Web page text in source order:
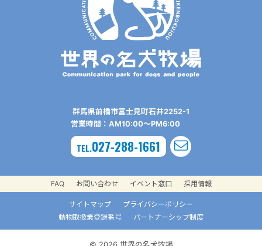
群⾺県前橋市富⼠⾒町⽯井2252-1
営業時間：AM10:00〜PM6:00
TEL.027-288-1661
FAQ お問い合わせ イベント窓口 採用情報
サイトマップ
プライバシーポリシー
動物取扱業登録番号
パートナーシップ制度